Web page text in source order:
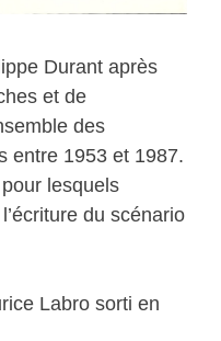
Durant après
et de
des
entre 1953 et 1987.
lesquels
du scénario
Labro sorti en